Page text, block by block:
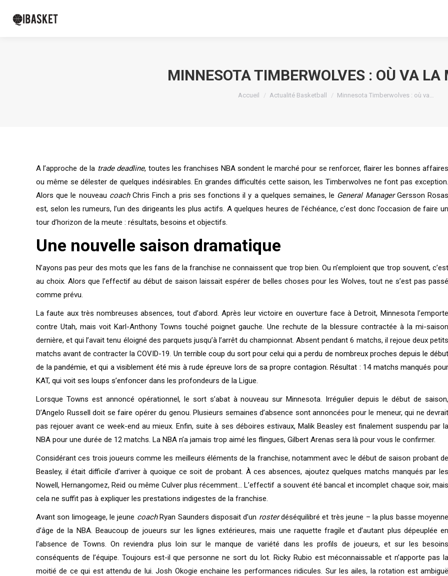
MINNESOTA TIMBERWOLVES : OÙ VA LA
Vous êtes ici :
Accueil Actualité Basketball Minnesota Timberwolves : où va…
A l’approche de la trade deadline, toutes les franchises NBA sondent le marché pour se renforcer, flairer les bonnes affaires
ou même se délester de quelques indésirables. En grandes difficultés cette saison, les Timberwolves ne font pas exception.
Alors que le nouveau coachChris Finch a pris ses fonctions il y a quelques semaines, le General ManagerGersson Rosas
est, selon les rumeurs, l’un des dirigeants les plus actifs. A quelques heures de l’échéance, c’est donc l’occasion de faire un
tour d’horizon de la meute : résultats, besoins et objectifs.
Une nouvelle saison dramatique
N’ayons pas peur des mots que les fans de la franchise ne connaissent que trop bien. Ou n’emploient que trop souvent, c’est
au choix. Alors que l’effectif au début de saison laissait espérer de belles choses pour les Wolves, tout ne s’est pas passé
comme prévu.
La faute aux très nombreuses absences, tout d’abord. Après leur victoire en ouverture face à Detroit, Minnesota l’emporte
contre Utah, mais voit Karl-Anthony Towns touché poignet gauche. Une rechute de la blessure contractée à la mi-saison
dernière, et qui l’avait tenu éloigné des parquets jusqu’à l’arrêt du championnat. Absent pendant 6 matchs, il rejoue deux petits
matchs avant de contracter la COVID-19. Un terrible coup du sort pour celui qui a perdu de nombreux proches depuis le début
de la pandémie, et qui a visiblement été mis à rude épreuve lors de sa propre contagion. Résultat : 14 matchs manqués pour
KAT, qui voit ses loups s’enfoncer dans les profondeurs de la Ligue.
Lorsque Towns est annoncé opérationnel, le sort s’abat à nouveau sur Minnesota. Irrégulier depuis le début de saison,
D’Angelo Russell doit se faire opérer du genou. Plusieurs semaines d’absence sont annoncées pour le meneur, qui ne devrait
pas rejouer avant ce week-end au mieux. Enfin, suite à ses déboires estivaux, Malik Beasley est finalement suspendu par la
NBA pour une durée de 12 matchs. La NBA n’a jamais trop aimé les flingues, Gilbert Arenas sera là pour vous le confirmer.
Considérant ces trois joueurs comme les meilleurs éléments de la franchise, notamment avec le début de saison probant de
Beasley, il était difficile d’arriver à quoique ce soit de probant. À ces absences, ajoutez quelques matchs manqués par les
Nowell, Hernangomez, Reid ou même Culver plus récemment… L’effectif a souvent été bancal et incomplet chaque soir, mais
cela ne suffit pas à expliquer les prestations indigestes de la franchise.
Avant son limogeage, le jeune coachRyan Saunders disposait d’un rosterdéséquilibré et très jeune – la plus basse moyenne
d’âge de la NBA. Beaucoup de joueurs sur les lignes extérieures, mais une raquette fragile et d’autant plus dépeuplée en
l’absence de Towns. On reviendra plus loin sur le manque de variété dans les profils de joueurs, et sur les besoins
conséquents de l’équipe. Toujours est-il que personne ne sort du lot. Ricky Rubio est méconnaissable et n’apporte pas la
moitié de ce qui est attendu de lui. Josh Okogie enchaine les performances ridicules. Sur les ailes, la rotation est ambiguë